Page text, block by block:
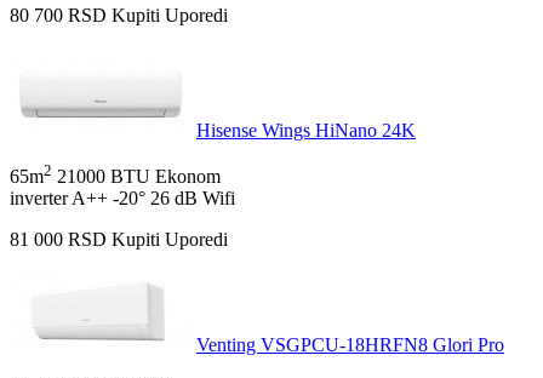
80 700 RSD Kupiti Uporedi
Hisense Wings HiNano 24K
65m2 21000 BTU Ekonom
inverter A++ -20° 26 dB Wifi
81 000 RSD Kupiti Uporedi
Venting VSGPCU-18HRFN8 Glori Pro